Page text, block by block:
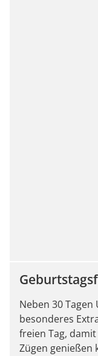
Neben 30
besonderes
freien Tag,
Zügen genießen